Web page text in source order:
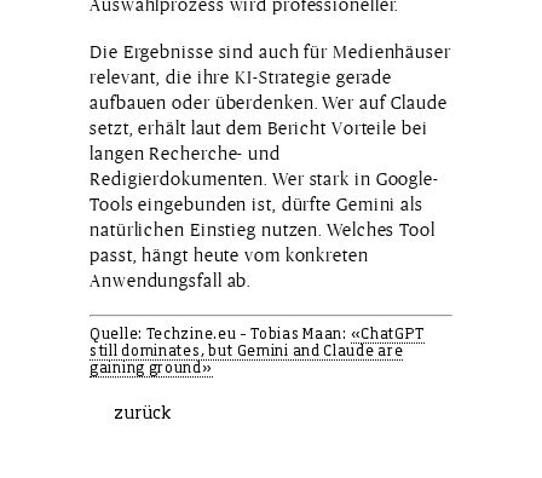
Auswahlprozess wird professioneller.
Die Ergebnisse sind auch für Medienhäuser
relevant, die ihre KI-Strategie gerade
aufbauen oder überdenken. Wer auf Claude
setzt, erhält laut dem Bericht Vorteile bei
langen Recherche- und
Redigierdokumenten. Wer stark in Google-
Tools eingebunden ist, dürfte Gemini als
natürlichen Einstieg nutzen. Welches Tool
passt, hängt heute vom konkreten
Anwendungsfall ab.
Quelle: Techzine.eu – Tobias Maan: «ChatGPT
still dominates, but Gemini and Claude are
gaining ground»
zurück